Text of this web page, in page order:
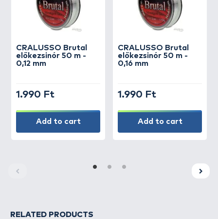
CRALUSSO Brutal
előkezsinór 50 m -
0,12 mm
1.990 Ft
Add to cart
CRALUSSO Brutal
előkezsinór 50 m -
0,16 mm
1.990 Ft
Add to cart
RELATED PRODUCTS